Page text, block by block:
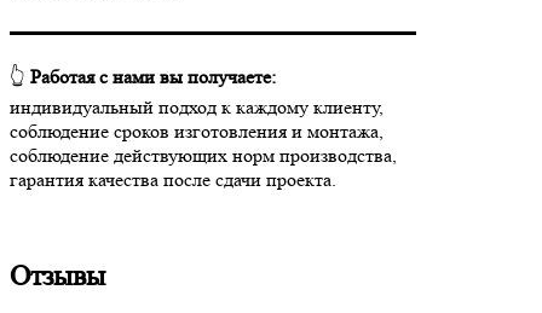
▬▬▬▬▬▬▬▬▬▬▬▬▬▬▬▬▬▬▬▬▬
👆 Работая с нами вы получаете:
индивидуальный подход к каждому клиенту,
соблюдение сроков изготовления и монтажа,
соблюдение действующих норм производства,
гарантия качества после сдачи проекта.
Отзывы